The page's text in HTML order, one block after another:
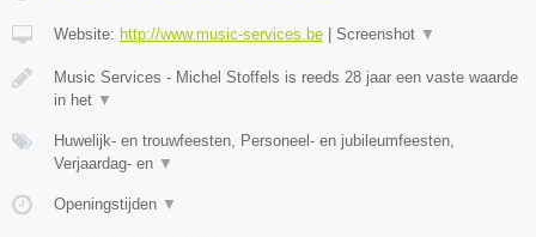
Website: http://www.music-services.be | Screenshot ▼
Music Services - Michel Stoffels is reeds 28 jaar een vaste waarde
in het ▼
Huwelijk- en trouwfeesten, Personeel- en jubileumfeesten,
Verjaardag- en ▼
Openingstijden ▼